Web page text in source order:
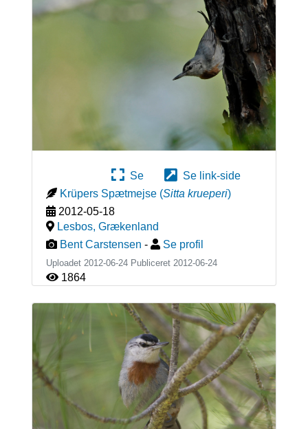
Se
Se link-side
Krüpers Spætmejse (Sitta krueperi)
2012-05-18
Lesbos, Grækenland
Bent Carstensen - Se profil
Uploadet 2012-06-24 Publiceret 2012-06-24
1864